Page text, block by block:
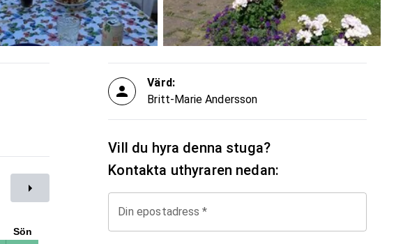
Sön
Värd:
Britt-Marie Andersson
Vill du hyra denna stuga?
Kontakta uthyraren nedan:
Din epostadress *